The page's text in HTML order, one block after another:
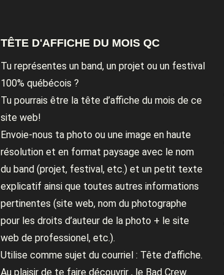
TÊTE D'AFFICHE DU MOIS QC
Tu représentes un band, un projet ou un festival
100% québécois ?
Tu pourrais être la tête d’affiche du mois de ce
site web!
Envoie-nous ta photo ou une image en haute
résolution et en format paysage avec le nom
du band (projet, festival, etc.) et un petit texte
explicatif ainsi que toutes autres informations
pertinentes (site web, nom du photographe
pour les droits d’auteur de la photo + le site
web de professionel, etc.).
Utilise comme sujet du courriel : Tête d’affiche.
Au plaisir de te faire découvrir , le Bad Crew.